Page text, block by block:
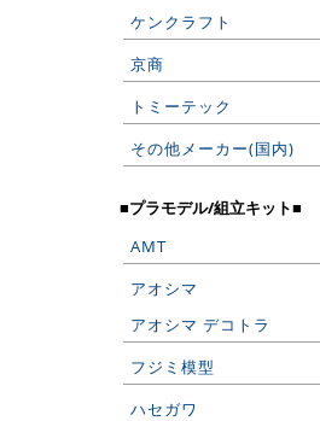
ケンクラフト
京商
トミーテック
その他メーカー(国内)
■プラモデル/組立キット■
AMT
アオシマ
アオシマ デコトラ
フジミ模型
ハセガワ